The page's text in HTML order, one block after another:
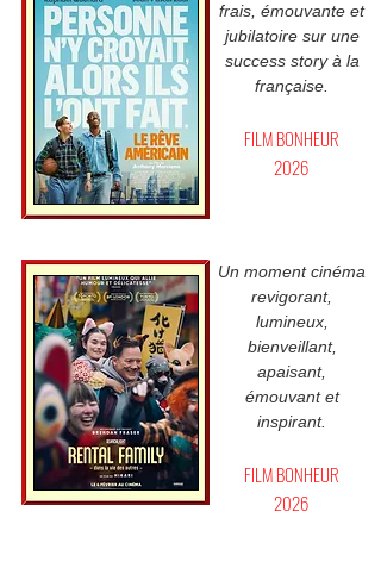
frais, émouvante et
jubilatoire sur une
success story à la
française.
FILM BONHEUR
2026
Un moment cinéma
revigorant,
lumineux,
bienveillant,
apaisant,
émouvant et
inspirant.
FILM BONHEUR
2026